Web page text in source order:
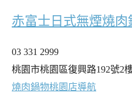
赤富士日式無煙燒肉
03 331 2999
桃園市桃園區復興路192號2
燒肉鍋物桃園店導航